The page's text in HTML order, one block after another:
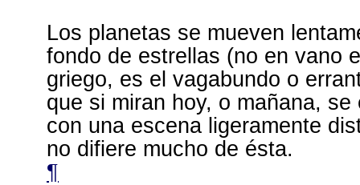
Los planetas se mueven
fondo de estrellas (no en vano
griego, es el vagabundo o
que si miran hoy, o mañana, se
con una escena ligeramente
no difiere mucho de ésta.
¶